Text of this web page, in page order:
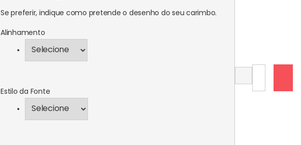
Se preferir, indique como pretende o desenho do seu carimbo.
Alinhamento
Estilo da Fonte